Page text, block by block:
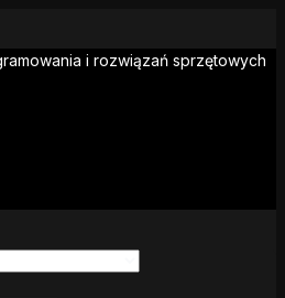
i rozwiązań sprzętowych